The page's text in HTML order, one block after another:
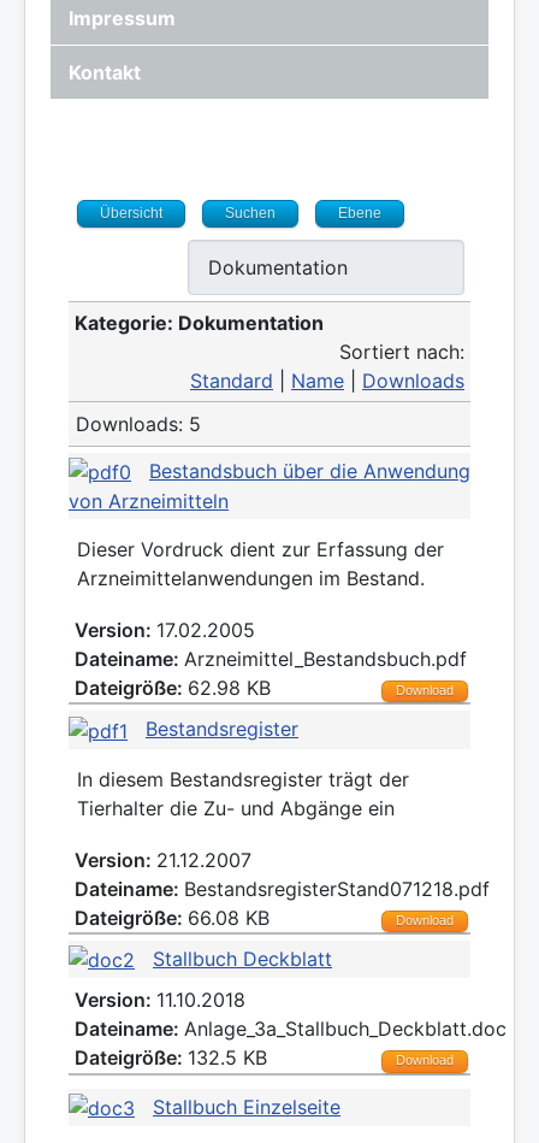
Impressum
Kontakt
Übersicht Suchen Ebene
Kategorie: Dokumentation
Sortiert nach:
Standard
Name
Downloads
Downloads: 5
Bestandsbuch über die Anwendung
von Arzneimitteln
Dieser Vordruck dient zur Erfassung der
Arzneimittelanwendungen im Bestand.
Version: 17.02.2005
Dateiname: Arzneimittel_Bestandsbuch.pdf
Dateigröße: 62.98 KB Download
Bestandsregister
In diesem Bestandsregister trägt der
Tierhalter die Zu- und Abgänge ein
Version: 21.12.2007
Dateiname: BestandsregisterStand071218.pdf
Dateigröße: 66.08 KB Download
Stallbuch Deckblatt
Version: 11.10.2018
Dateiname: Anlage_3a_Stallbuch_Deckblatt.doc
Dateigröße: 132.5 KB Download
Stallbuch Einzelseite